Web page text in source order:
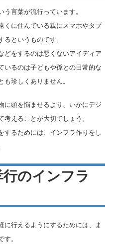
マ
ニ
ュ
ア
ル
言葉が流行っています。
くに住んでいる親にスマホやタブ
というものです。
どをするのは悪くないアイディア
いるのは子どもや孫との日常的な
珍しくありません。
に頭を悩ませるより、いかにデジ
えることが大切でしょう。
するためには、インフラ作りをし
のインフラ
に行えるようにするためには、ま
。